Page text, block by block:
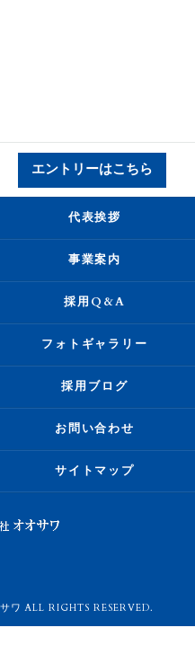
エントリーはこちら
代表挨拶
事業案内
採用Q&A
フォトギャラリー
採用ブログ
お問い合わせ
サイトマップ
ワ ALL RIGHTS RESERVED.